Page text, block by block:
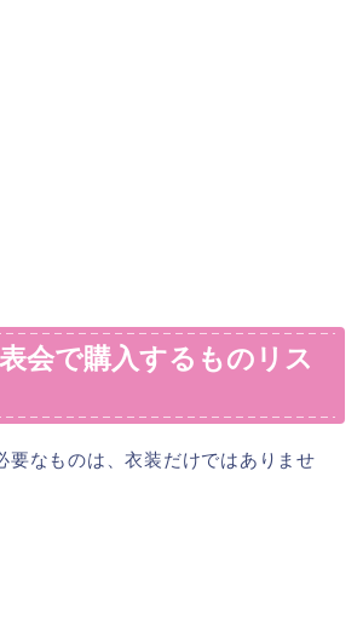
会で購入するものリス
要なものは、衣装だけではありませ